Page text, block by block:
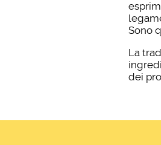
Sono
La
dei